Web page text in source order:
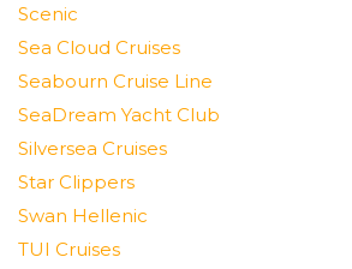
Scenic
Sea Cloud Cruises
Seabourn Cruise Line
SeaDream Yacht Club
Silversea Cruises
Star Clippers
Swan Hellenic
TUI Cruises